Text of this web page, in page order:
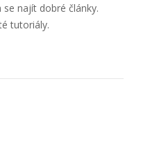
najít dobré články.
tutoriály.